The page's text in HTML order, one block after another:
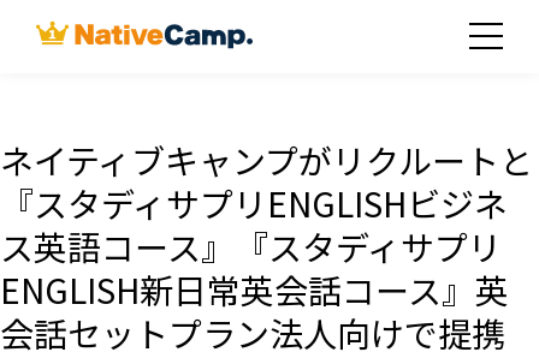
ネイティブキャンプがリクルートと
『スタディサプリENGLISHビジネ
ス英語コース』『スタディサプリ
ENGLISH新日常英会話コース』英
会話セットプラン法人向けで提携